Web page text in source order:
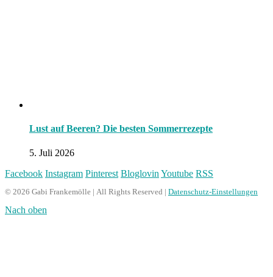
Lust auf Beeren? Die besten Sommerrezepte
5. Juli 2026
Facebook Instagram Pinterest Bloglovin Youtube RSS
© 2026 Gabi Frankemölle | All Rights Reserved | Datenschutz-Einstellungen
Nach oben